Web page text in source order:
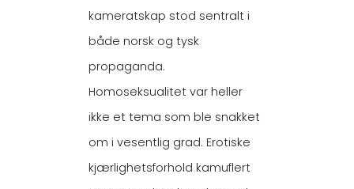
kameratskap stod sentralt i
både norsk og tysk
propaganda.
Homoseksualitet var heller
ikke et tema som ble snakket
om i vesentlig grad. Erotiske
kjærlighetsforhold kamuflert